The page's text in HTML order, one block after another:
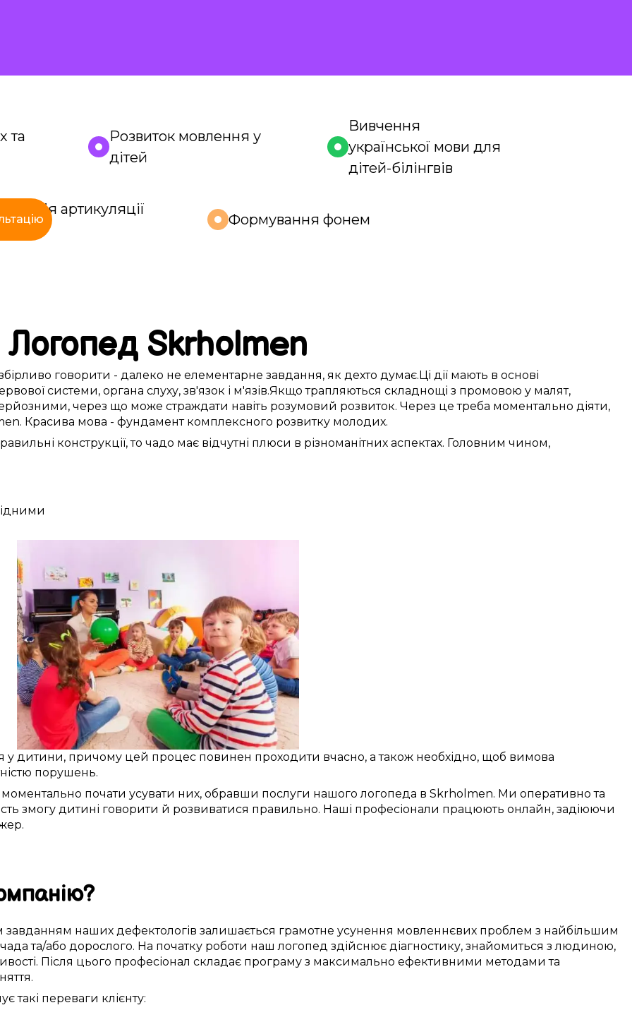
та
Розвиток мовлення у
дітей
Вивчення
української мови для
дітей-білінгвів
артикуляції
Формування фонем
Логопед Skrholmen
говорити - далеко не елементарне завдання, як дехто думає.Ці дії мають в основі
системи, органа слуху, зв'язок і м'язів.Якщо трапляються складнощі з промовою у малят,
через що може страждати навіть розумовий розвиток. Через це треба моментально діяти,
. Красива мова - фундамент комплексного розвитку молодих.
конструкції, то чадо має відчутні плюси в різноманітних аспектах. Головним чином,
у дитини, причому цей процес повинен проходити вчасно, а також необхідно, щоб вимова
порушень.
моментально почати усувати них, обравши послуги нашого логопеда в Skrholmen. Ми оперативно та
змогу дитині говорити й розвиватися правильно. Наші професіонали працюють онлайн, задіюючи
?
завданням наших дефектологів залишається грамотне усунення мовленнєвих проблем з найбільшим
чада та/або дорослого. На початку роботи наш логопед здійснює діагностику, знайомиться з людиною,
. Після цього професіонал складає програму з максимально ефективними методами та
.
такі переваги клієнту: